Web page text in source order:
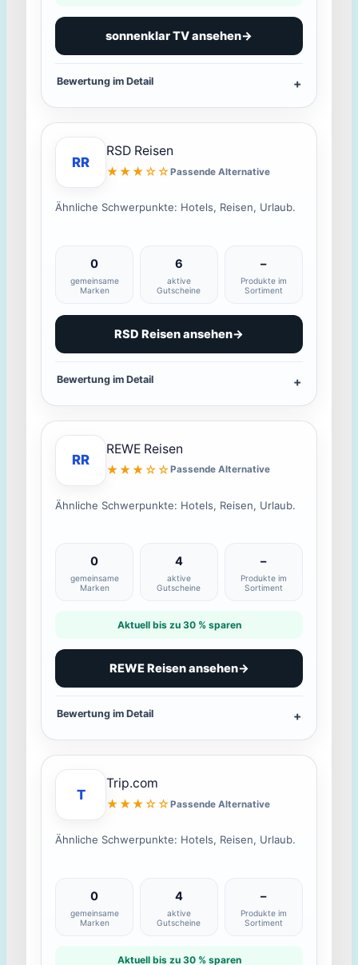
sonnenklar TV ansehen→
Bewertung im Detail
RR
RSD Reisen
★★★☆☆Passende Alternative
Ähnliche Schwerpunkte: Hotels, Reisen, Urlaub.
0
gemeinsame
Marken
6
aktive
Gutscheine
–
Produkte im
Sortiment
RSD Reisen ansehen→
Bewertung im Detail
RR
REWE Reisen
★★★☆☆Passende Alternative
Ähnliche Schwerpunkte: Hotels, Reisen, Urlaub.
0
gemeinsame
Marken
4
aktive
Gutscheine
–
Produkte im
Sortiment
Aktuell bis zu 30 % sparen
REWE Reisen ansehen→
Bewertung im Detail
T
Trip.com
★★★☆☆Passende Alternative
Ähnliche Schwerpunkte: Hotels, Reisen, Urlaub.
0
gemeinsame
Marken
4
aktive
Gutscheine
–
Produkte im
Sortiment
Aktuell bis zu 30 % sparen